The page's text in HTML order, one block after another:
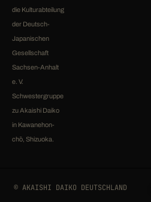
die Kulturabteilung
der Deutsch-
Japanischen
Gesellschaft
Sachsen-Anhalt
e. V.
Schwestergruppe
zu Akaishi Daiko
in Kawanehon-
chō, Shizuoka.
© AKAISHI DAIKO DEUTSCHLAND